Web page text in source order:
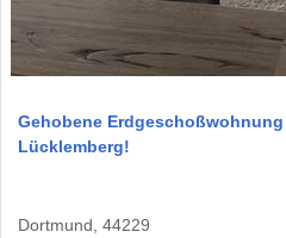
Gehobene
Lücklemberg!
Dortmund, 44229